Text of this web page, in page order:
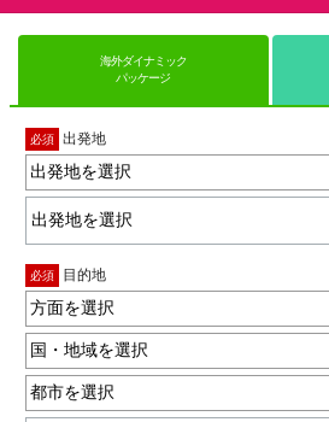
海外ダイナミック
パッケージ
必須 出発地
出発地を選択
必須 目的地
方面を選択
国・地域を選択
都市を選択